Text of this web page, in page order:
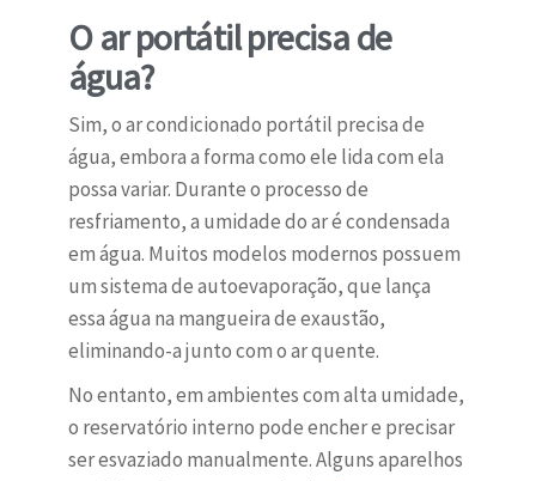
O ar portátil precisa de
água?
Sim, o ar condicionado portátil precisa de
água, embora a forma como ele lida com ela
possa variar. Durante o processo de
resfriamento, a umidade do ar é condensada
em água. Muitos modelos modernos possuem
um sistema de autoevaporação, que lança
essa água na mangueira de exaustão,
eliminando-a junto com o ar quente.
No entanto, em ambientes com alta umidade,
o reservatório interno pode encher e precisar
ser esvaziado manualmente. Alguns aparelhos